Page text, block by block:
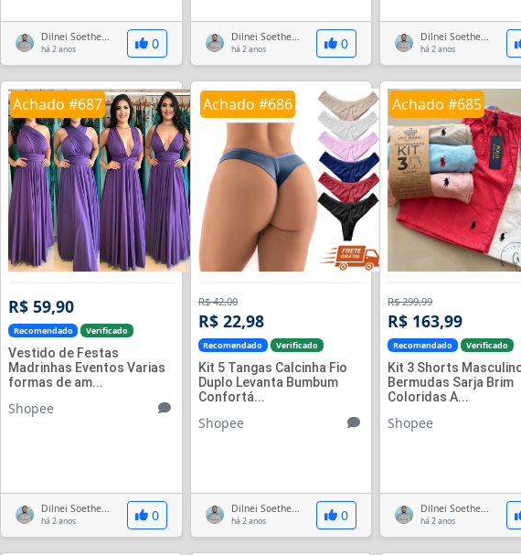
Dilnei Soethe...
há 2 anos 0 Dilnei Soethe...
há 2 anos 0 Dilnei Soethe...
há 2 anos
Achado #687
R$ 59,90
Recomendado Verificado
Vestido de Festas
Madrinhas Eventos Varias
formas de am...
Shopee
Dilnei Soethe...
há 2 anos 0
Achado #686
R$ 42,00
R$ 22,98
Recomendado Verificado
Kit 5 Tangas Calcinha Fio
Duplo Levanta Bumbum
Confortá...
Shopee
Dilnei Soethe...
há 2 anos 0
Achado #685
R$ 299,99
R$ 163,99
Recomendado Verificado
Kit 3 Shorts
Bermudas Sarja Brim
Coloridas A...
Shopee
Dilnei Soethe...
há 2 anos